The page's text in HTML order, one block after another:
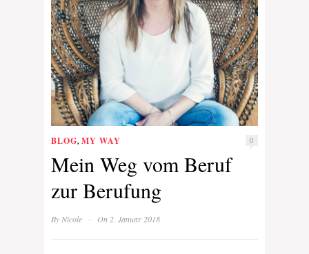
BLOG, MY WAY 0
Mein Weg vom Beruf
zur Berufung
By Nicole · On 2. Januar 2018